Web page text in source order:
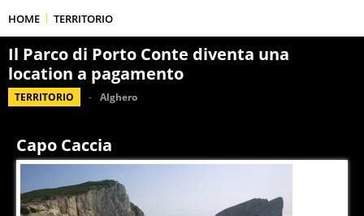
HOME TERRITORIO
Il Parco di Porto Conte diventa una
location a pagamento
TERRITORIO Alghero
Capo Caccia